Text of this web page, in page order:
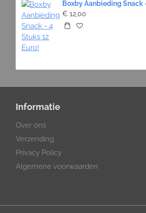
€ 12,00
Informatie
Over ons
Verzending
Privacy Policy
Algemene voorwaarden